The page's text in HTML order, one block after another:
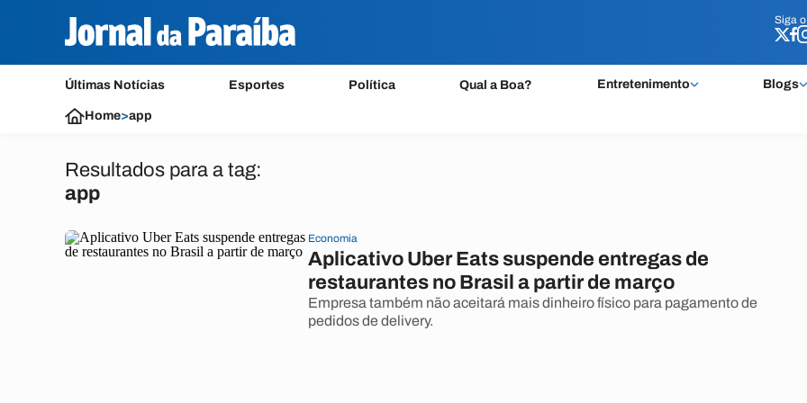
Siga o
Últimas Notícias Esportes Política Qual a Boa? Entretenimento Blogs
Siga o
Home>app
Resultados para a tag:
app
Economia
Aplicativo Uber Eats suspende entregas de
restaurantes no Brasil a partir de março
Empresa também não aceitará mais dinheiro físico para pagamento de
pedidos de delivery.